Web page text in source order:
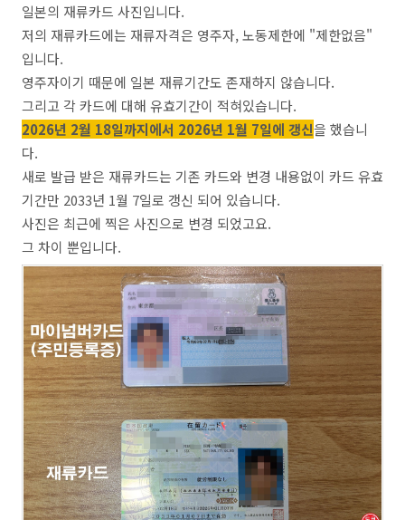
일본의 재류카드 사진입니다.
저의 재류카드에는 재류자격은 영주자, 노동제한에 "제한없음"
입니다.
영주자이기 때문에 일본 재류기간도 존재하지 않습니다.
그리고 각 카드에 대해 유효기간이 적혀있습니다.
2026년 2월 18일까지에서 2026년 1월 7일에 갱신을 했습니
다.
새로 발급 받은 재류카드는 기존 카드와 변경 내용없이 카드 유효
기간만 2033년 1월 7일로 갱신 되어 있습니다.
사진은 최근에 찍은 사진으로 변경 되었고요.
그 차이 뿐입니다.